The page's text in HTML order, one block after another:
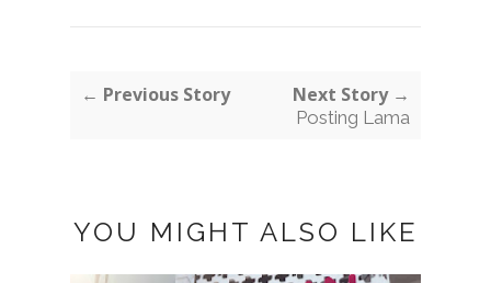
← Previous Story Next Story →
Posting Lama
YOU MIGHT ALSO LIKE